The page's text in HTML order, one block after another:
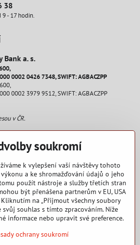
38
- 17 hodin.
Bank a​. s​.
0002 0426 7348, SWIFT: AGBACZPP
0002 3979 9512, SWIFT: AGBACZPP
v ČR.
na Slovensku.soukromí
k vylepšení vaší návštěvy tohoto
a ke shromažďování údajů o jeho
použít nástroje a služby třetích stran
být přenášena partnerům v EU, USA
na „Přijmout všechny soubory
svůj souhlas s tímto zpracováním. Níže
informace nebo upravit své preference.
ochrany soukromí